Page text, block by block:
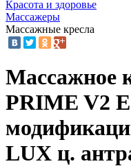
Красота и здоровье
Массажеры
Массажные кресла
Массажное
PRIME V2
LUX ц.